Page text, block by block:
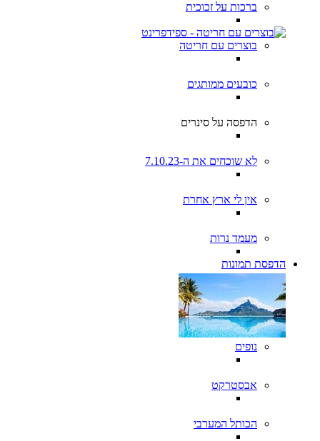
ברכות על זכוכית
בוצרים עם חריטה
כובעים ממותגים
הדפסה על סינרים
לא שוכחים את ה-7.10.23
אין לי ארץ אחרת
מעמד נרות
הדפסת תמונות
נופים
אבסטרקט
הכותל המערבי